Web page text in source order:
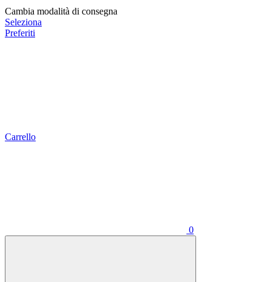
Cambia modalità di consegna
Seleziona
Preferiti
Carrello
0